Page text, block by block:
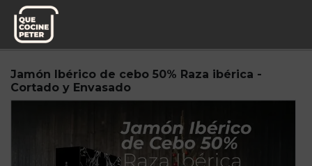
Pedido semanal
Jamón Ibérico de cebo 50% Raza ibérica -
Cortado y Envasado